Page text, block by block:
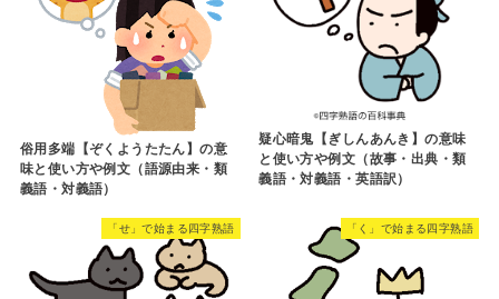
俗用多端【ぞくようたたん】の意
味と使い方や例文（語源由来・類
義語・対義語）
疑心暗鬼【ぎしんあんき】の意味
と使い方や例文（故事・出典・類
義語・対義語・英語訳）
「せ」で始まる四字熟語 「く」で始まる四字熟語